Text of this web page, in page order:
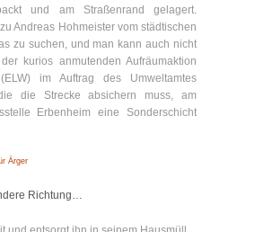
und am Straßenrand gelagert.
Andreas Hohmeister vom städtischen
zu suchen, und man kann auch nicht
kurios anmutenden Aufräumaktion
im Auftrag des Umweltamtes
die Strecke absichern muss, am
Erbenheim eine Sonderschicht
Ärger
Richtung…